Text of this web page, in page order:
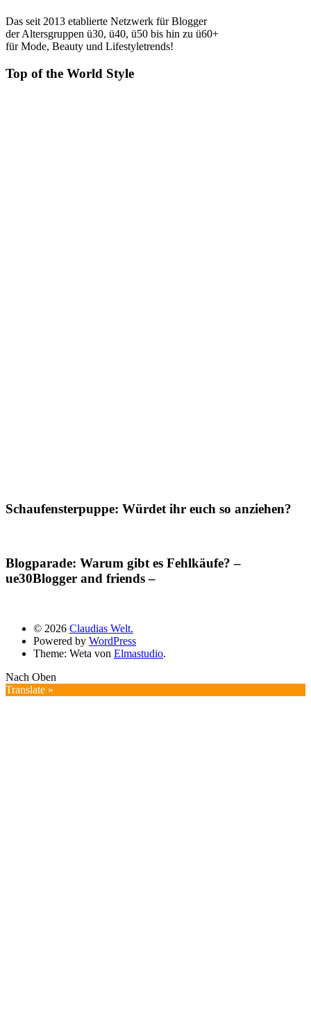
Das seit 2013 etablierte Netzwerk für Blogger
der Altersgruppen ü30, ü40, ü50 bis hin zu ü60+
für Mode, Beauty und Lifestyletrends!
Top of the World Style
Schaufensterpuppe: Würdet ihr euch so anziehen?
Blogparade: Warum gibt es Fehlkäufe? –
ue30Blogger and friends –
© 2026 Claudias Welt.
Powered by WordPress
Theme: Weta von Elmastudio.
Nach Oben
Translate »